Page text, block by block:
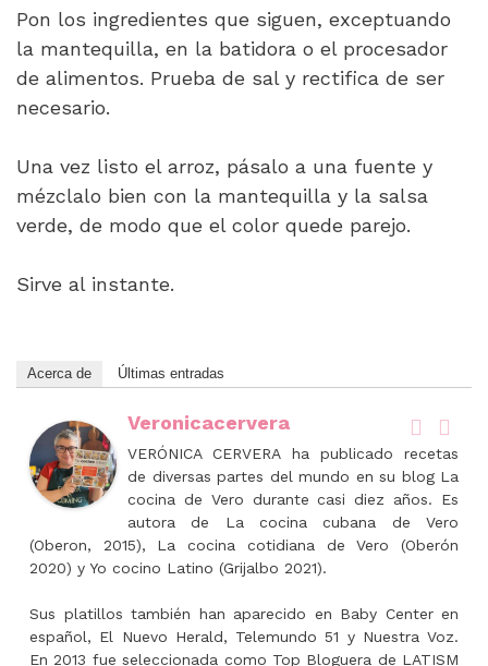
Pon los ingredientes que siguen, exceptuando
la mantequilla, en la batidora o el procesador
de alimentos. Prueba de sal y rectifica de ser
necesario.
Una vez listo el arroz, pásalo a una fuente y
mézclalo bien con la mantequilla y la salsa
verde, de modo que el color quede parejo.
Sirve al instante.
Acerca de Últimas entradas
Veronicacervera
VERÓNICA CERVERA ha publicado recetas
de diversas partes del mundo en su blog La
cocina de Vero durante casi diez años. Es
autora de La cocina cubana de Vero
(Oberon, 2015), La cocina cotidiana de Vero (Oberón
2020) y Yo cocino Latino (Grijalbo 2021).
Sus platillos también han aparecido en Baby Center en
español, El Nuevo Herald, Telemundo 51 y Nuestra Voz.
En 2013 fue seleccionada como Top Bloguera de LATISM